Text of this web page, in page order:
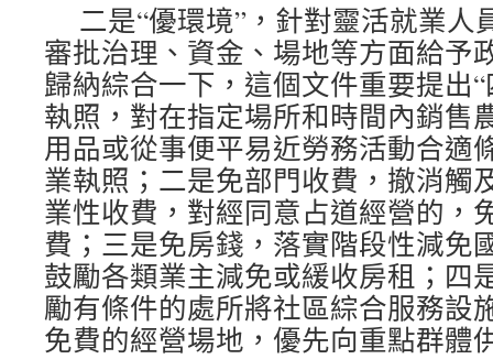
二是“優環境”，針對靈活就業人
審批治理、資金、場地等方面給予
歸納綜合一下，這個文件重要提出
執照，對在指定場所和時間內銷售
用品或從事便平易近勞務活動合適
業執照；二是免部門收費，撤消觸
業性收費，對經同意占道經營的，
費；三是免房錢，落實階段性減免
鼓勵各類業主減免或緩收房租；四
勵有條件的處所將社區綜合服務設
免費的經營場地，優先向重點群體